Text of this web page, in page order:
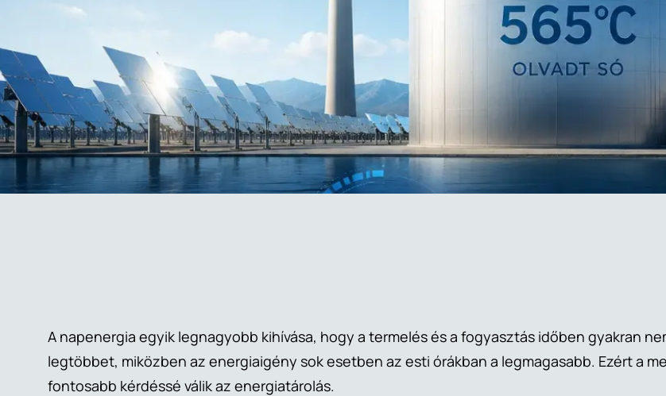
A napenergia egyik legnagyobb kihívása, hogy a termelés és a fogyasztás időben gyakran
legtöbbet, miközben az energiaigény sok esetben az esti órákban a legmagasabb. Ezért a
fontosabb kérdéssé válik az energiatárolás.